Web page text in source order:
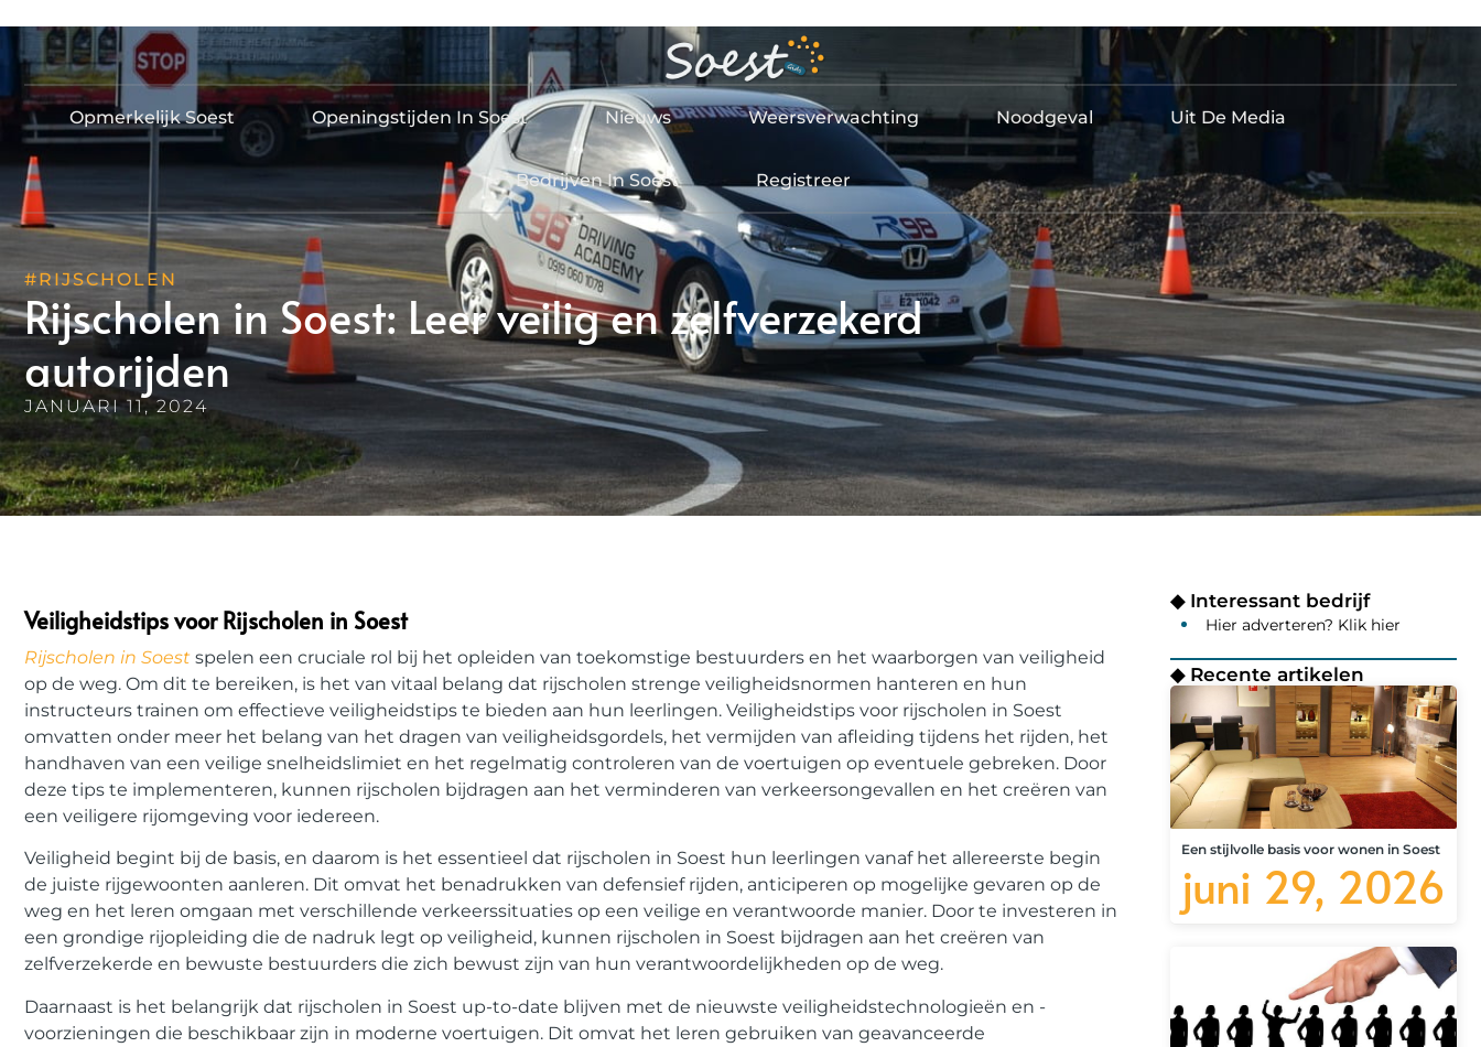
Opmerkelijk Soest Openingstijden In Soest Nieuws Weersverwachting Noodgeval Uit De Media
Bedrijven In Soest Registreer
#RIJSCHOLEN
Rijscholen in Soest: Leer veilig en zelfverzekerd
autorijden
JANUARI 11, 2024
Veiligheidstips voor Rijscholen in Soest
Rijscholen in Soest spelen een cruciale rol bij het opleiden van toekomstige bestuurders en het waarborgen van veiligheid
op de weg. Om dit te bereiken, is het van vitaal belang dat rijscholen strenge veiligheidsnormen hanteren en hun
instructeurs trainen om effectieve veiligheidstips te bieden aan hun leerlingen. Veiligheidstips voor rijscholen in Soest
omvatten onder meer het belang van het dragen van veiligheidsgordels, het vermijden van afleiding tijdens het rijden, het
handhaven van een veilige snelheidslimiet en het regelmatig controleren van de voertuigen op eventuele gebreken. Door
deze tips te implementeren, kunnen rijscholen bijdragen aan het verminderen van verkeersongevallen en het creëren van
een veiligere rijomgeving voor iedereen.
Veiligheid begint bij de basis, en daarom is het essentieel dat rijscholen in Soest hun leerlingen vanaf het allereerste begin
de juiste rijgewoonten aanleren. Dit omvat het benadrukken van defensief rijden, anticiperen op mogelijke gevaren op de
weg en het leren omgaan met verschillende verkeerssituaties op een veilige en verantwoorde manier. Door te investeren in
een grondige rijopleiding die de nadruk legt op veiligheid, kunnen rijscholen in Soest bijdragen aan het creëren van
zelfverzekerde en bewuste bestuurders die zich bewust zijn van hun verantwoordelijkheden op de weg.
Daarnaast is het belangrijk dat rijscholen in Soest up-to-date blijven met de nieuwste veiligheidstechnologieën en -
voorzieningen die beschikbaar zijn in moderne voertuigen. Dit omvat het leren gebruiken van geavanceerde
◆ Interessant bedrijf
Hier adverteren? Klik hier
◆ Recente artikelen
Een stijlvolle basis voor wonen in Soest
juni 29, 2026